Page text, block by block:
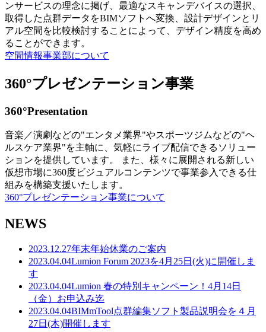
ンサービスの理念に掲げ、最適なスキャンデバイスの選択、
取得した点群データをBIMソフトへ変換、設計デザインとリ
アル空間を比較検討することによって、デザイン精度を高め
ることができます。
空間情報事業部について
360°プレゼンテーション事業
360°Presentation
音楽／演劇などの"エンタメ業界"やスポーツジムなどの"ヘ
ルスケア業界"を主軸に、気軽にライブ配信できるソリュー
ションを提供しています。 また、様々に展開される新しい
仮想市場に360度ビジュアルコンテンツで事業参入できる仕
組みを構築支援いたします。
360°プレゼンテーション事業について
NEWS
2023.12.27年末年始休業のご案内
2023.04.04Lumion Forum 2023を4月25日(火)に開催しま
す
2023.04.04Lumion 春の特別キャンペーン！4月14日
（金）お申込み迄
2023.04.04BIMmTool点群編集ソフト製品説明会を４月
27日(木)開催します